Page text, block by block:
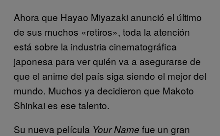
Ahora que Hayao Miyazaki anunció el último
de sus muchos «retiros», toda la atención
está sobre la industria cinematográfica
japonesa para ver quién va a asegurarse de
que el anime del país siga siendo el mejor del
mundo. Muchos ya decidieron que Makoto
Shinkai es ese talento.
Su nueva película Your Name fue un gran